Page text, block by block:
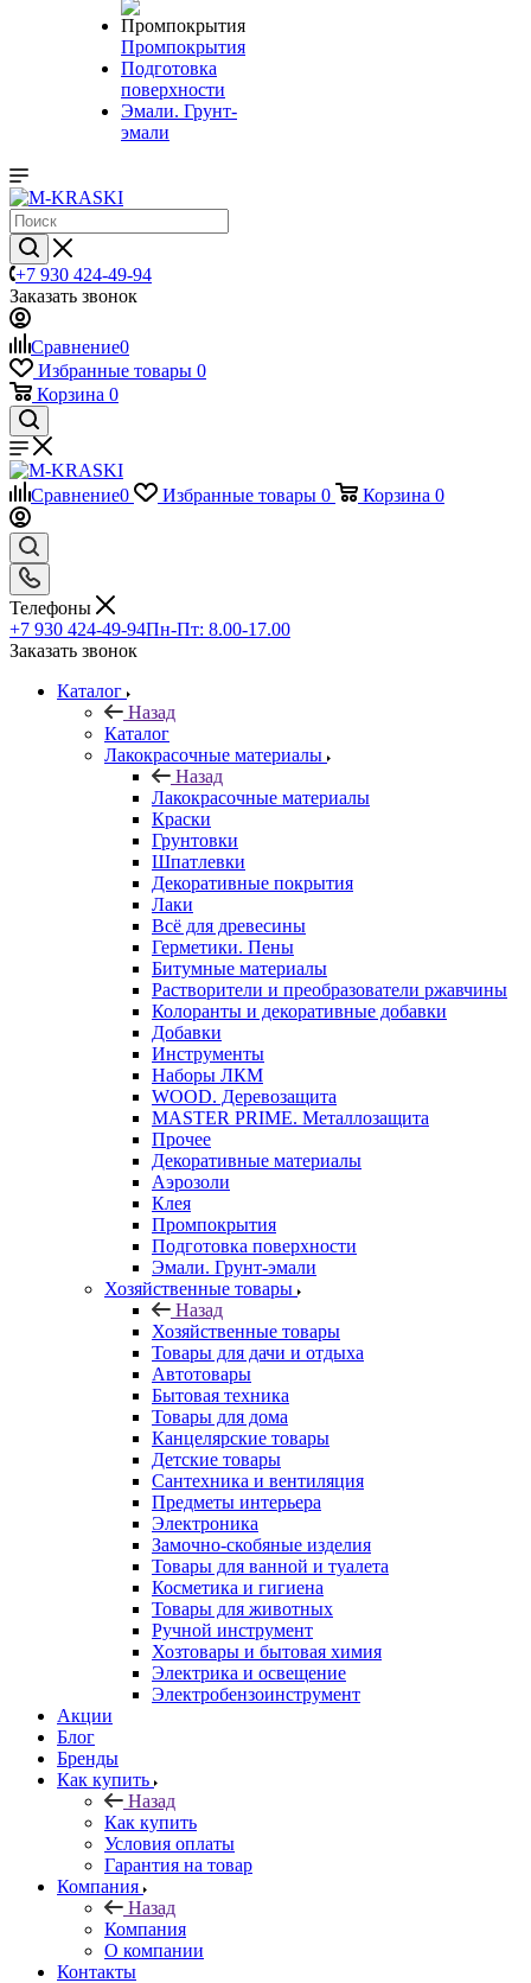
Промпокрытия
Подготовка
поверхности
Эмали. Грунт-
эмали
+7 930 424-49-94
Заказать звонок
Сравнение0
Избранные товары 0
Корзина 0
Сравнение0 Избранные товары 0 Корзина 0
Телефоны
+7 930 424-49-94Пн-Пт: 8.00-17.00
Заказать звонок
Каталог
Назад
Каталог
Лакокрасочные материалы
Назад
Лакокрасочные материалы
Краски
Грунтовки
Шпатлевки
Декоративные покрытия
Лаки
Всё для древесины
Герметики. Пены
Битумные материалы
Растворители и преобразователи ржавчины
Колоранты и декоративные добавки
Добавки
Инструменты
Наборы ЛКМ
WOOD. Деревозащита
MASTER PRIME. Металлозащита
Прочее
Декоративные материалы
Аэрозоли
Клея
Промпокрытия
Подготовка поверхности
Эмали. Грунт-эмали
Хозяйственные товары
Назад
Хозяйственные товары
Товары для дачи и отдыха
Автотовары
Бытовая техника
Товары для дома
Канцелярские товары
Детские товары
Сантехника и вентиляция
Предметы интерьера
Электроника
Замочно-скобяные изделия
Товары для ванной и туалета
Косметика и гигиена
Товары для животных
Ручной инструмент
Хозтовары и бытовая химия
Электрика и освещение
Электробензоинструмент
Акции
Блог
Бренды
Как купить
Назад
Как купить
Условия оплаты
Гарантия на товар
Компания
Назад
Компания
О компании
Контакты